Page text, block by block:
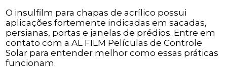
O insulfilm para chapas de acrílico possui
aplicações fortemente indicadas em sacadas,
persianas, portas e janelas de prédios. Entre em
contato com a AL FILM Películas de Controle
Solar para entender melhor como essas práticas
funcionam.